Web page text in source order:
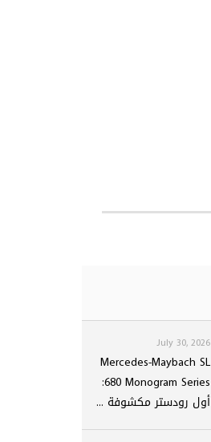
July 30, 2026
Mercedes-Maybach SL
680 Monogram Series:
أول رودستر مكشوفة ...